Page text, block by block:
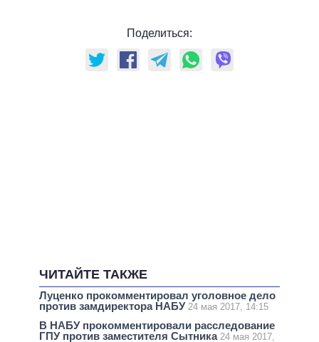
Поделиться:
ЧИТАЙТЕ ТАКЖЕ
Луценко прокомментировал уголовное дело
против замдиректора НАБУ 24 мая 2017, 14:15
В НАБУ прокомментировали расследование
ГПУ против заместителя Сытника 24 мая 2017,